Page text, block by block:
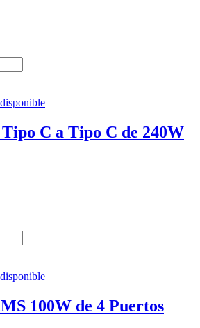
C a Tipo C de 240W
100W de 4 Puertos